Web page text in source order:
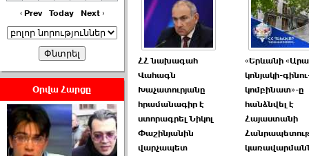
2026-07-06 06:50:00
Ամենաշատը էսօրվանից
էի վախենում.Նիկոլայ
Եղիազարյան ›››
‹ Prev Today Next ›
Օրվա Հարցը
ՀՀ նախագահ
Վահագն
Խաչատուրյանը
հրամանագիր է
ստորագրել Նիկոլ
Փաշինյանին
վարչապետ
«Երևանի
կոնյակի-
կոմբինատ»-ը
հանձնվել է
Հայաստանի